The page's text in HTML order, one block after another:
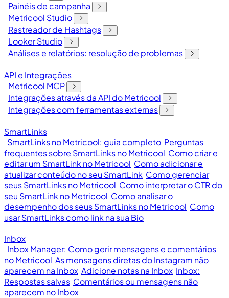
Painéis de campanha
Metricool Studio
Rastreador de Hashtags
Looker Studio
Análises e relatórios: resolução de problemas
API e Integrações
Metricool MCP
Integrações através da API do Metricool
Integrações com ferramentas externas
SmartLinks
SmartLinks no Metricool: guia completo Perguntas
frequentes sobre SmartLinks no Metricool Como criar e
editar um SmartLink no Metricool Como adicionar e
atualizar conteúdo no seu SmartLink Como gerenciar
seus SmartLinks no Metricool Como interpretar o CTR do
seu SmartLink no Metricool Como analisar o
desempenho dos seus SmartLinks no Metricool Como
usar SmartLinks como link na sua Bio
Inbox
Inbox Manager: Como gerir mensagens e comentários
no Metricool As mensagens diretas do Instagram não
aparecem na Inbox Adicione notas na Inbox Inbox:
Respostas salvas Comentários ou mensagens não
aparecem no Inbox